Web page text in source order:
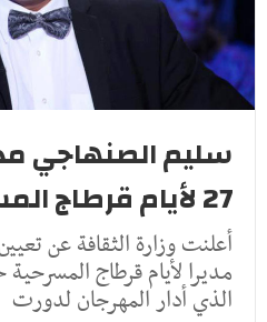
​سليم الصنهاجي
27 لأيام قرطاج المسرحية
أعلنت وزارة الثقافة عن
مديرا لأيام قرطاج المسرحية
الذي أدار المهرجان لدورت